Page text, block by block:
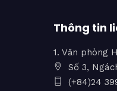
Thông tin
1. Văn phòng
Số 3,
(+84)24